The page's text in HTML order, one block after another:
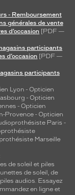
- Remboursement
générales de vente
d’occasion [PDF —
participants
d’occasion [PDF —
participants
Lyon - Opticien
- Opticien
- Opticien
Provence - Opticien
Paris -
Marseille
de soleil et piles
de soleil, de
audios. Essayez
en ligne et